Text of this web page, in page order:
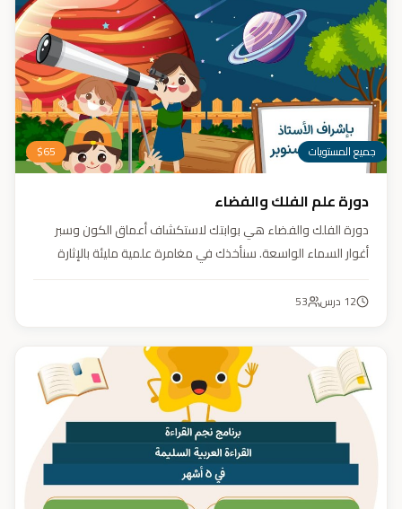
جميع المستويات $65
دورة علم الفلك والفضاء
دورة الفلك والفضاء هي بوابتك لاستكشاف أعماق الكون وسبر
أغوار السماء الواسعة. سنأخذك في مغامرة علمية مليئة بالإثارة
عقلك وتثري خيالك، لتمنحك رؤية جديدة للكون وتفتح لك آفاقاً لا
12 درس 53